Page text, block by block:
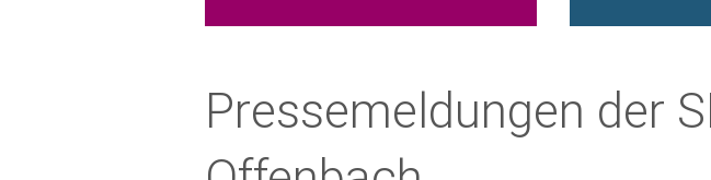
Pressemeldungen
SPD vor
Pressemeldungen der